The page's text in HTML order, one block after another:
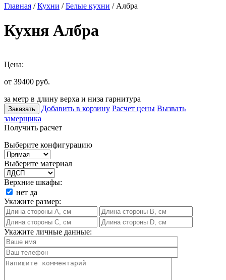
Главная /Кухни /Белые кухни / Албра
Кухня Албра
Цена:
от 39400 руб.
за метр в длину верха и низа гарнитура
Заказать Добавить в корзину Расчет цены Вызвать
замерщика
Получить расчет
Выберите конфигурацию
Выберите материал
Верхние шкафы:
нет да
Укажите размер:
Укажите личные данные: